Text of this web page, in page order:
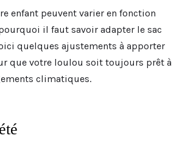
enfant peuvent varier en fonction
il faut savoir adapter le sac
quelques ajustements à apporter
que votre loulou soit toujours prêt à
climatiques.